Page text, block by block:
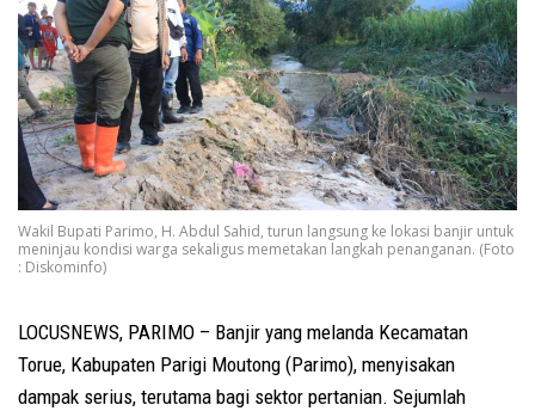
Wakil Bupati Parimo, H. Abdul Sahid, turun langsung ke lokasi banjir untuk
meninjau kondisi warga sekaligus memetakan langkah penanganan. (Foto
: Diskominfo)
LOCUSNEWS, PARIMO – Banjir yang melanda Kecamatan
Torue, Kabupaten Parigi Moutong (Parimo), menyisakan
dampak serius, terutama bagi sektor pertanian. Sejumlah